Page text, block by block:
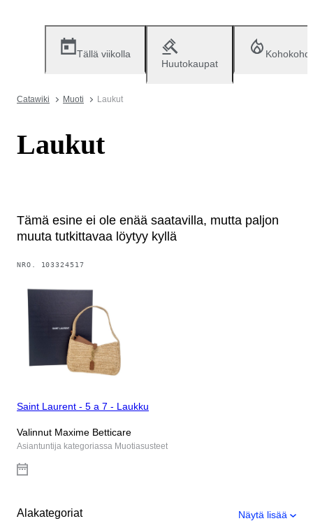
Tällä viikolla
Huutokaupat
Catawiki Muoti Laukut
Laukut
Tämä esine ei ole enää saatavilla, mutta paljon
muuta tutkittavaa löytyy kyllä
NRO. 103324517
Saint Laurent - 5 a 7 - Laukku
Valinnut Maxime Betticare
Asiantuntija kategoriassa Muotiasusteet
Alakategoriat Näytä lisää